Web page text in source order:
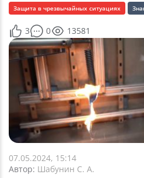
Защита в чрезвычайных ситуациях
3 0 13581
07.05.2024, 15:14
Автор: Шабунин С. А.